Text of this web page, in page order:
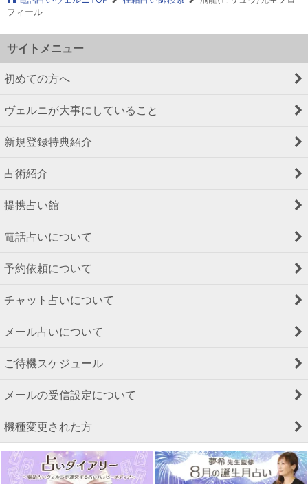
フィール
サイトメニュー
初めての方へ
ヴェルニが大事にしていること
新規登録特典紹介
占術紹介
提携占い館
電話占いについて
予約依頼について
チャット占いについて
メール占いについて
ご待機スケジュール
メールの受信設定について
機種変更された方